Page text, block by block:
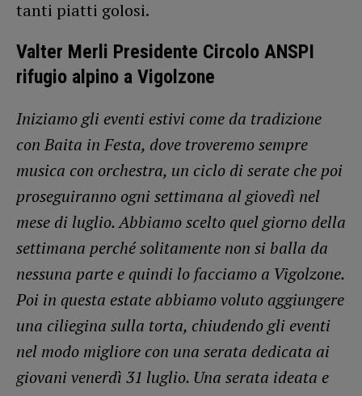
tanti piatti golosi.
Valter Merli Presidente Circolo ANSPI
rifugio alpino a Vigolzone
Iniziamo gli eventi estivi come da tradizione
con Baita in Festa, dove troveremo sempre
musica con orchestra, un ciclo di serate che poi
proseguiranno ogni settimana al giovedì nel
mese di luglio. Abbiamo scelto quel giorno della
settimana perché solitamente non si balla da
nessuna parte e quindi lo facciamo a Vigolzone.
Poi in questa estate abbiamo voluto aggiungere
una ciliegina sulla torta, chiudendo gli eventi
nel modo migliore con una serata dedicata ai
giovani venerdì 31 luglio. Una serata ideata e